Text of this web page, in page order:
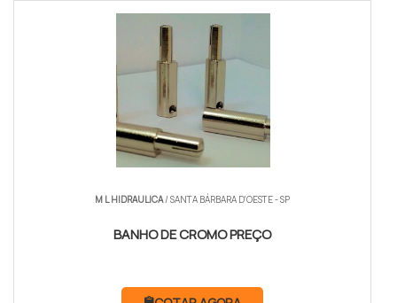
M L HIDRAULICA/ SANTA BÁRBARA D'OESTE - SP
BANHO DE CROMO PREÇO